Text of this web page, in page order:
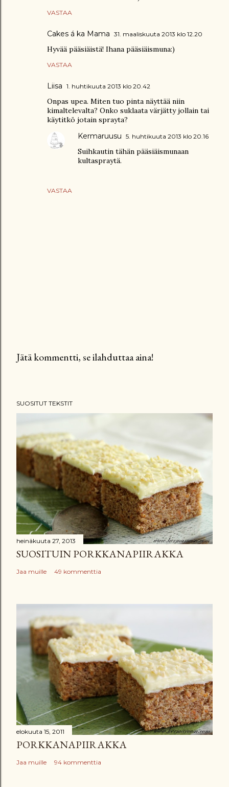
VASTAA
Cakes á ka Mama 31. maaliskuuta 2013 klo 12.20
Hyvää pääsiäistä! Ihana pääsiäismuna:)
VASTAA
Liisa 1. huhtikuuta 2013 klo 20.42
Onpas upea. Miten tuo pinta näyttää niin
kimaltelevalta? Onko suklaata värjätty jollain tai
käytitkö jotain sprayta?
VASTAA
Kermaruusu 5. huhtikuuta 2013 klo 20.16
Suihkautin tähän pääsiäismunaan
kultaspraytä.
e
ä
k
m
m
e
n
t
t
i
Jätä kommentti, se ilahduttaa aina!
SUOSITUT TEKSTIT
heinäkuuta 27, 2013
SUOSITUIN PORKKANAPIIRAKKA
Jaa muille 49 kommenttia
elokuuta 15, 2011
PORKKANAPIIRAKKA
Jaa muille 94 kommenttia